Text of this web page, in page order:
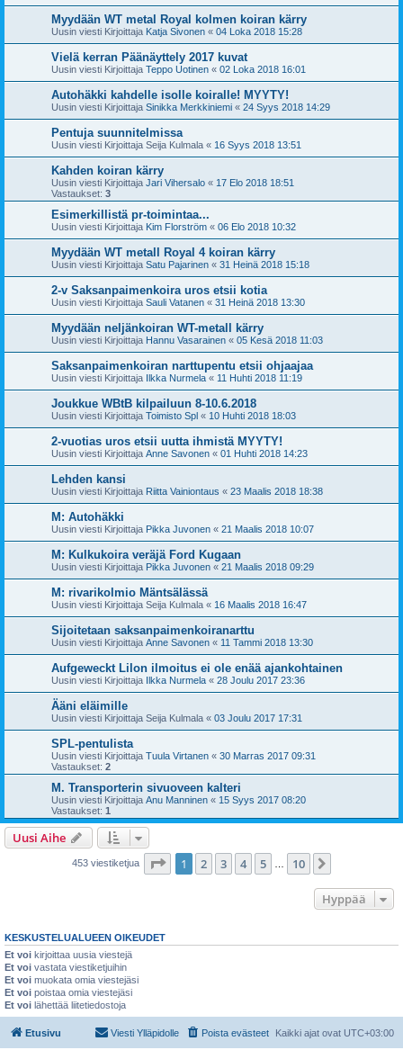
Myydään WT metal Royal kolmen koiran kärry
Uusin viesti Kirjoittaja Katja Sivonen « 04 Loka 2018 15:28
Vielä kerran Päänäyttely 2017 kuvat
Uusin viesti Kirjoittaja Teppo Uotinen « 02 Loka 2018 16:01
Autohäkki kahdelle isolle koiralle! MYYTY!
Uusin viesti Kirjoittaja Sinikka Merkkiniemi « 24 Syys 2018 14:29
Pentuja suunnitelmissa
Uusin viesti Kirjoittaja Seija Kulmala « 16 Syys 2018 13:51
Kahden koiran kärry
Uusin viesti Kirjoittaja Jari Vihersalo « 17 Elo 2018 18:51
Vastaukset: 3
Esimerkillistä pr-toimintaa...
Uusin viesti Kirjoittaja Kim Florström « 06 Elo 2018 10:32
Myydään WT metall Royal 4 koiran kärry
Uusin viesti Kirjoittaja Satu Pajarinen « 31 Heinä 2018 15:18
2-v Saksanpaimenkoira uros etsii kotia
Uusin viesti Kirjoittaja Sauli Vatanen « 31 Heinä 2018 13:30
Myydään neljänkoiran WT-metall kärry
Uusin viesti Kirjoittaja Hannu Vasarainen « 05 Kesä 2018 11:03
Saksanpaimenkoiran narttupentu etsii ohjaajaa
Uusin viesti Kirjoittaja Ilkka Nurmela « 11 Huhti 2018 11:19
Joukkue WBtB kilpailuun 8-10.6.2018
Uusin viesti Kirjoittaja Toimisto Spl « 10 Huhti 2018 18:03
2-vuotias uros etsii uutta ihmistä MYYTY!
Uusin viesti Kirjoittaja Anne Savonen « 01 Huhti 2018 14:23
Lehden kansi
Uusin viesti Kirjoittaja Riitta Vainiontaus « 23 Maalis 2018 18:38
M: Autohäkki
Uusin viesti Kirjoittaja Pikka Juvonen « 21 Maalis 2018 10:07
M: Kulkukoira veräjä Ford Kugaan
Uusin viesti Kirjoittaja Pikka Juvonen « 21 Maalis 2018 09:29
M: rivarikolmio Mäntsälässä
Uusin viesti Kirjoittaja Seija Kulmala « 16 Maalis 2018 16:47
Sijoitetaan saksanpaimenkoiranarttu
Uusin viesti Kirjoittaja Anne Savonen « 11 Tammi 2018 13:30
Aufgeweckt Lilon ilmoitus ei ole enää ajankohtainen
Uusin viesti Kirjoittaja Ilkka Nurmela « 28 Joulu 2017 23:36
Ääni eläimille
Uusin viesti Kirjoittaja Seija Kulmala « 03 Joulu 2017 17:31
SPL-pentulista
Uusin viesti Kirjoittaja Tuula Virtanen « 30 Marras 2017 09:31
Vastaukset: 2
M. Transporterin sivuoveen kalteri
Uusin viesti Kirjoittaja Anu Manninen « 15 Syys 2017 08:20
Vastaukset: 1
Uusi Aihe
453 viestiketjua Sivu /10
1 2 3 4 5 10
Hyppää
KESKUSTELUALUEEN OIKEUDET
Et voi kirjoittaa uusia viestejä
Et voi vastata viestiketjuihin
Et voi muokata omia viestejäsi
Et voi poistaa omia viestejäsi
Et voi lähettää liitetiedostoja
Etusivu Kaikki ajat ovat UTC+03:00
Poista evästeet
Viesti Ylläpidolle